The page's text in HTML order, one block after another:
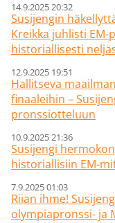
14.9.2025 20:32
Susijengin
Kreikka juhlisti
historiallisesti
12.9.2025 19:51
Hallitseva
finaaleihin –
pronssiotteluun
10.9.2025 21:36
Susijengi
historiallisiin EM-
7.9.2025 01:03
Riian ihme!
olympiapronssi- ja